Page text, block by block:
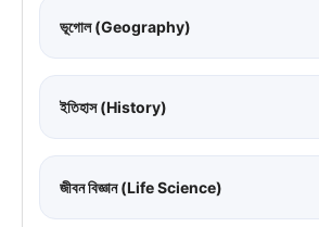
ভূগোল (Geography)
ইতিহাস (History)
জীবন বিজ্ঞান (Life Science)